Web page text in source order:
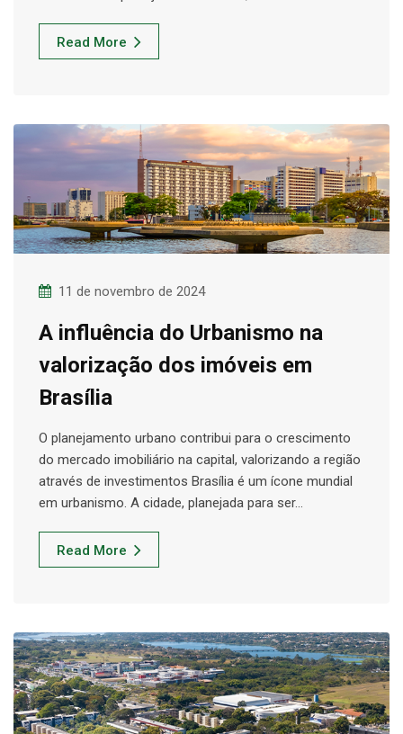
Read More
11 de novembro de 2024
A influência do Urbanismo na
valorização dos imóveis em
Brasília
O planejamento urbano contribui para o crescimento
do mercado imobiliário na capital, valorizando a região
através de investimentos Brasília é um ícone mundial
em urbanismo. A cidade, planejada para ser…
Read More